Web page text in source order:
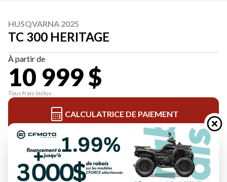
HUSQVARNA 2025
TC 300 HERITAGE
À partir de
10 999 $
Tous frais inclus
CALCULATRICE DE PAIEMENT